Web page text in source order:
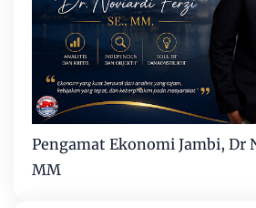
Pengamat Ekonomi Jambi, Dr
MM